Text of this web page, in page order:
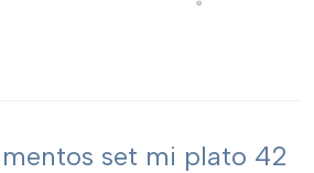
set mi plato 42